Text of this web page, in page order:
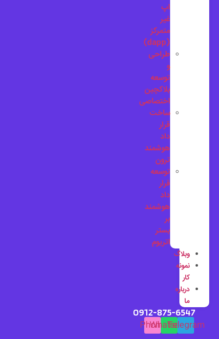
اپ
غیر
متمرکز
طراحی
توسعه
بلاکچین
اختصاصی
ساخت
قرار
داد
هوشمند
ترون
توسعه
قرار
داد
هوشمند
بر
بستر
اتریوم
وبلاگ
نمونه
کار
درباره
ما
0912-875-6547
Telegram
Whatsapp
Phone